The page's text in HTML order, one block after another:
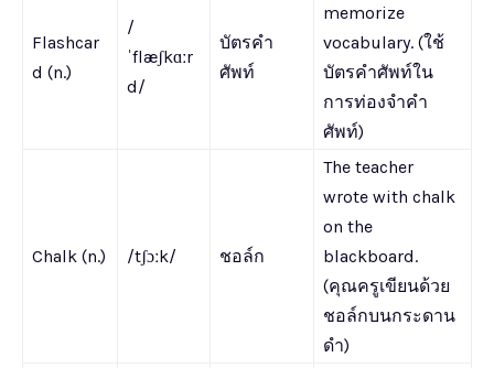
Flashcar
d (n.)
/
ˈflæʃkɑːr
d/
บัตรคำ
ศัพท์
memorize
vocabulary. (ใช้
บัตรคำศัพท์ใน
การท่องจำคำ
ศัพท์)
Chalk (n.) /tʃɔːk/ ชอล์ก
The teacher
wrote with chalk
on the
blackboard.
(คุณครูเขียนด้วย
ชอล์กบนกระดาน
ดำ)